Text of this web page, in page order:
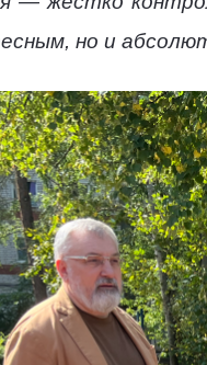
но и